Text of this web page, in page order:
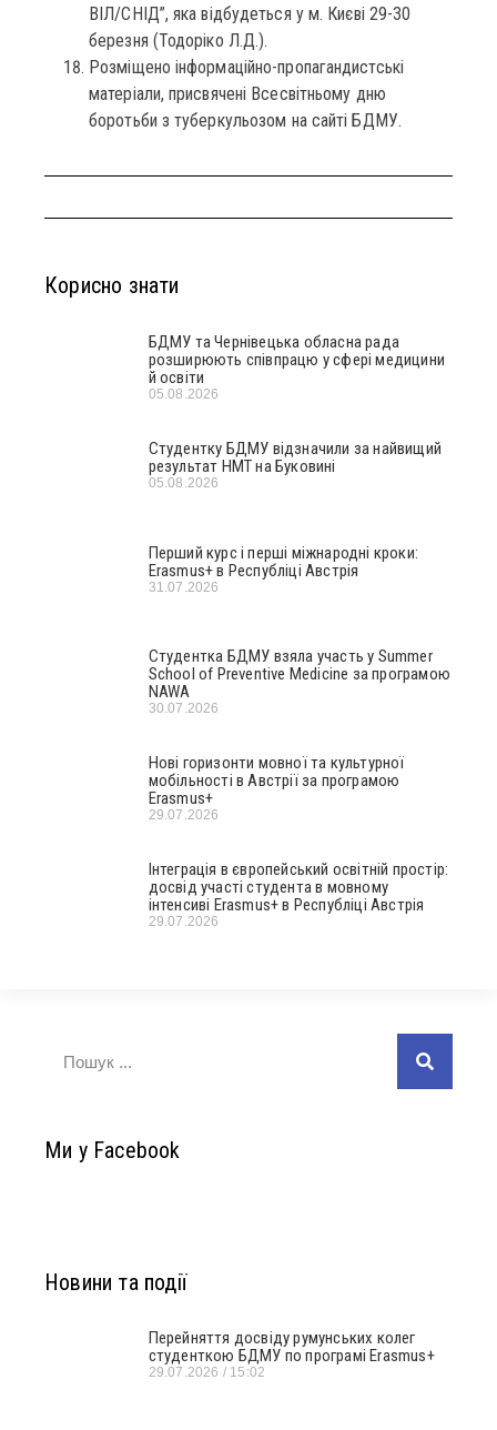
ВІЛ/СНІД”, яка відбудеться у м. Києві 29-30
березня (Тодоріко Л.Д.).
Розміщено інформаційно-пропагандистські
матеріали, присвячені Всесвітньому дню
боротьби з туберкульозом на сайті БДМУ.
Корисно знати
БДМУ та Чернівецька обласна рада
розширюють співпрацю у сфері медицини
й освіти
05.08.2026
Студентку БДМУ відзначили за найвищий
результат НМТ на Буковині
05.08.2026
Перший курс і перші міжнародні кроки:
Erasmus+ в Республіці Австрія
31.07.2026
Студентка БДМУ взяла участь у Summer
School of Preventive Medicine за програмою
NAWA
30.07.2026
Нові горизонти мовної та культурної
мобільності в Австрії за програмою
Erasmus+
29.07.2026
Інтеграція в європейський освітній простір:
досвід участі студента в мовному
інтенсиві Erasmus+ в Республіці Австрія
29.07.2026
Ми у Facebook
Новини та події
Перейняття досвіду румунських колег
студенткою БДМУ по програмі Erasmus+
29.07.2026 15:02